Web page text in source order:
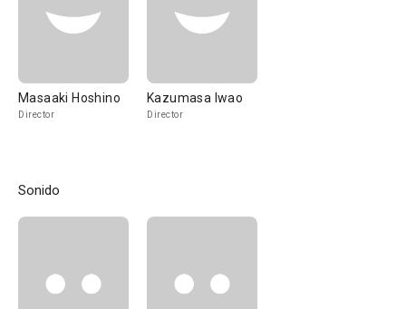
Masaaki Hoshino
Director
Kazumasa Iwao
Director
Sonido